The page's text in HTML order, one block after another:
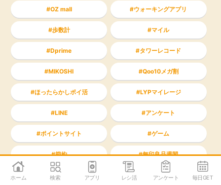
ホーム 検索 アプリ レシ活 アンケート 毎日GET
OZ mall ウォーキングアプリ
歩数計 マイル
Dprime タワーレコード
MIKOSHI Qoo10メガ割
ほったらかしポイ活 LYPマイレージ
LINE アンケート
ポイントサイト ゲーム
節約 無印良品週間
FamiPayボーナス Likemeカード